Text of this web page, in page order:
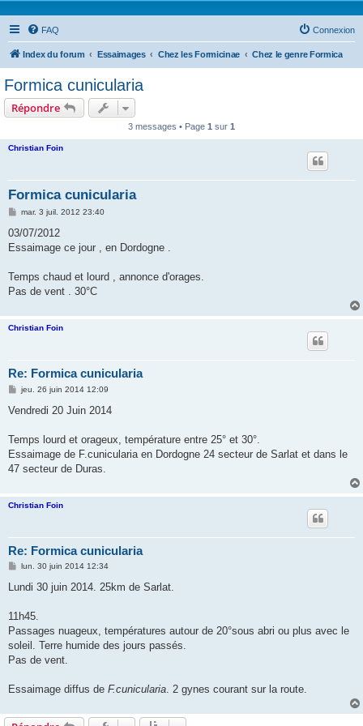
FAQ Connexion
Index du forum Essaimages Chez les Formicinae Chez le genre Formica
Formica cunicularia
Répondre
3 messages • Page 1 sur 1
Christian Foin
Formica cunicularia
M
s
a
mar. 3 juil. 2012 23:40
03/07/2012
Essaimage ce jour , en Dordogne .
Temps chaud et lourd , annonce d'orages.
Pas de vent . 30°C
Christian Foin
Re: Formica cunicularia
M
s
g
jeu. 26 juin 2014 12:09
Vendredi 20 Juin 2014
Temps lourd et orageux, température entre 25° et 30°.
Essaimage de F.cunicularia en Dordogne 24 secteur de Sarlat et dans le
47 secteur de Duras.
Christian Foin
Re: Formica cunicularia
M
s
g
lun. 30 juin 2014 12:34
Lundi 30 juin 2014. 25km de Sarlat.
11h45.
Passages nuageux, températures autour de 20°sous abri ou plus avec le
soleil. Terre humide des jours passés.
Pas de vent.
Essaimage diffus de F.cunicularia. 2 gynes courant sur la route.